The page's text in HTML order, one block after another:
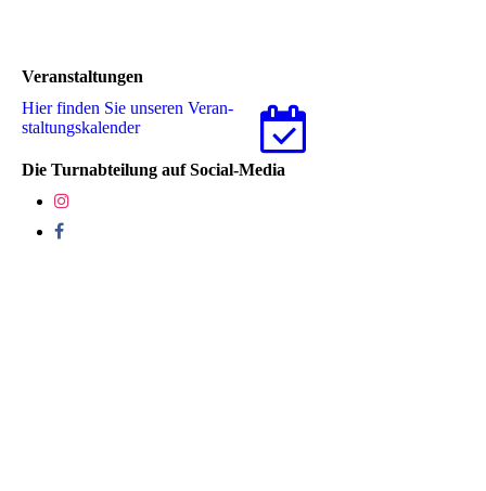
Veranstaltungen
Hier finden Sie unseren Ver­an­
stal­tungs­ka­len­der
Die Turnabteilung auf Social-Media